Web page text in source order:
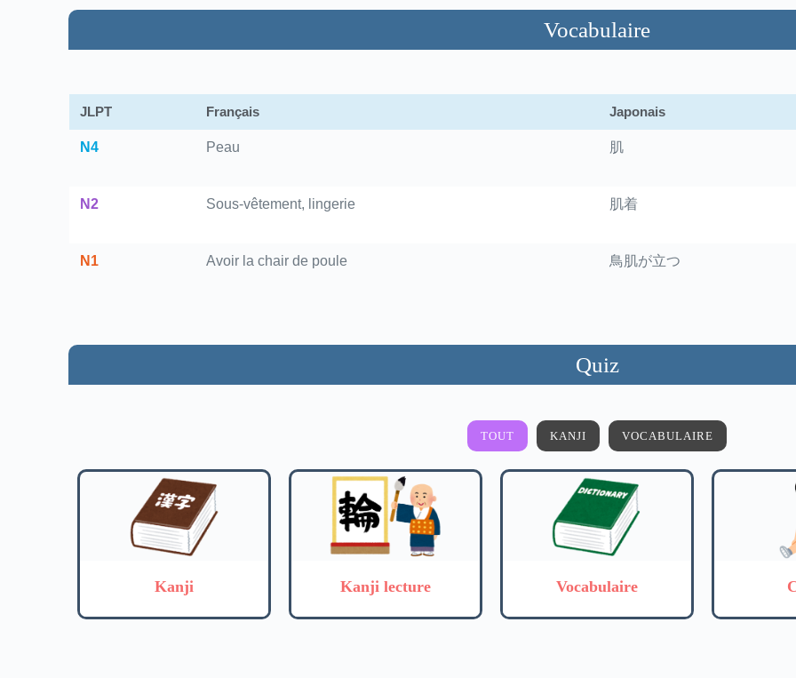
Vocabulaire
JLPT Français Japonais
N4 Peau 肌
N2 Sous-vêtement, lingerie 肌着
N1 Avoir la chair de poule 鳥肌が立つ
Quiz
TOUT KANJI VOCABULAIRE
Kanji Kanji lecture Vocabulaire